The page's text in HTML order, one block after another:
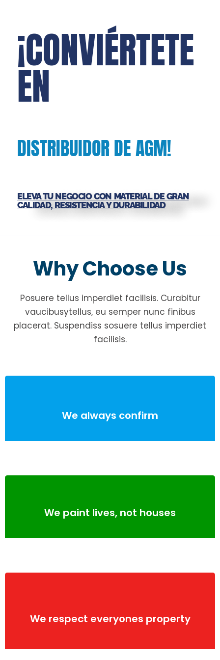
¡CONVIÉRTETE
EN
DISTRIBUIDOR DE AGM!
ELEVA TU NEGOCIO CON MATERIAL DE GRAN
CALIDAD, RESISTENCIA Y DURABILIDAD
Why Choose Us
Posuere tellus imperdiet facilisis. Curabitur
vaucibusytellus, eu semper nunc finibus
placerat. Suspendiss sosuere tellus imperdiet
facilisis.
We always confirm
We paint lives, not houses
We respect everyones property